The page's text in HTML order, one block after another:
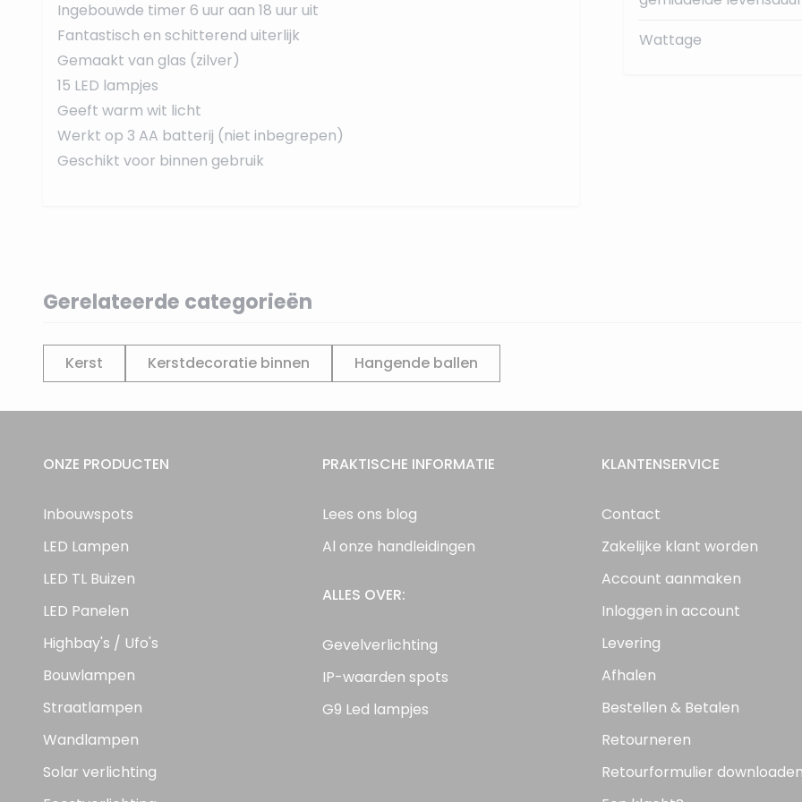
Ingebouwde timer 6 uur aan 18 uur uit
Fantastisch en schitterend uiterlijk
Gemaakt van glas (zilver)
15 LED lampjes
Geeft warm wit licht
Werkt op 3 AA batterij (niet inbegrepen)
Geschikt voor binnen gebruik
Wattage
Gerelateerde categorieën
Kerst Kerstdecoratie binnen Hangende ballen
ONZE PRODUCTEN
Inbouwspots
LED Lampen
LED TL Buizen
LED Panelen
Highbay's / Ufo's
Bouwlampen
Straatlampen
Wandlampen
Solar verlichting
PRAKTISCHE INFORMATIE
Lees ons blog
Al onze handleidingen
ALLES OVER:
Gevelverlichting
IP-waarden spots
G9 Led lampjes
KLANTENSERVICE
Contact
Zakelijke klant worden
Account aanmaken
Inloggen in account
Levering
Afhalen
Bestellen & Betalen
Retourneren
Retourformulier